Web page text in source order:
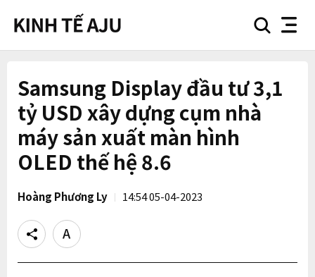
searchnav
Samsung Display đầu tư 3,1
tỷ USD xây dựng cụm nhà
máy sản xuất màn hình
OLED thế hệ 8.6
Hoàng Phương Ly 14:54 05-04-2023
Share
Text
size